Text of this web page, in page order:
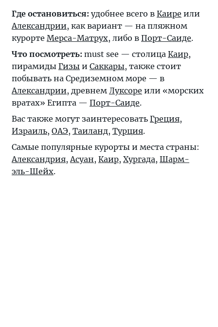
Где остановиться: удобнее всего в Каире или
Александрии, как вариант — на пляжном
курорте Мерса-Матрух, либо в Порт-Саиде.
Что посмотреть: must see — столица Каир,
пирамиды Гизы и Саккары, также стоит
побывать на Средиземном море — в
Александрии, древнем Луксоре или «морских
вратах» Египта — Порт-Саиде.
Вас также могут заинтересовать Греция,
Израиль, ОАЭ, Таиланд, Турция.
Самые популярные курорты и места страны:
Александрия, Асуан, Каир, Хургада, Шарм-
эль-Шейх.